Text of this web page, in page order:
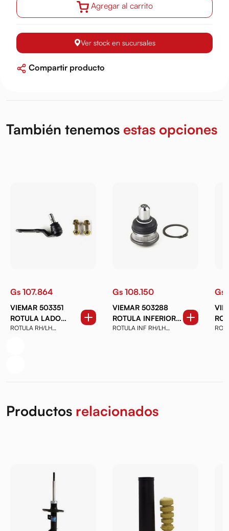
Agregar al carrito
Ver stock en sucursales
Compartir producto
También tenemos estas opciones
Gs 107.864
VIEMAR 503351
ROTULA LADO
DERECHO Y LADO
ROTULA RH/LH
Gs 108.150
VIEMAR 503288
ROTULA INFERIOR
LADO DERECHO Y
ROTULA INF RH/LH
Gs
Productos relacionados